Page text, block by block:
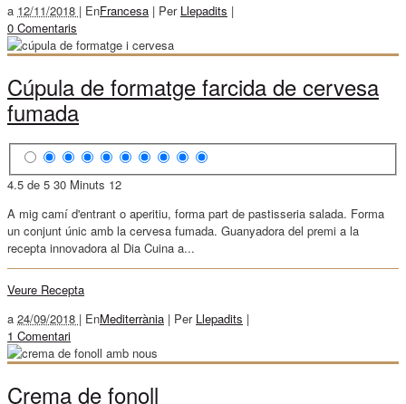
a 12/11/2018 | EnFrancesa | Per Llepadits |
0 Comentaris
Cúpula de formatge farcida de cervesa
fumada
4.5 de 5 30 Minuts 12
A mig camí d'entrant o aperitiu, forma part de pastisseria salada. Forma
un conjunt únic amb la cervesa fumada. Guanyadora del premi a la
recepta innovadora al Dia Cuina a...
Veure Recepta
a 24/09/2018 | EnMediterrània | Per Llepadits |
1 Comentari
Crema de fonoll